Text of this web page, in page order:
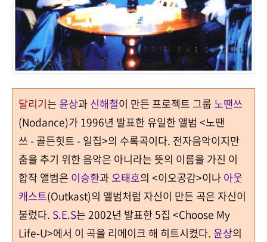
달리기는 윤상과신해철이 만든 프로젝트 그룹 노땐쓰
(Nodance)가1996년 발표한 유일한 앨범 <노땐
쓰-골든힛트-일집>의 수록곡이다. 전자음악이지만
춤을 추기 위한 음악은 아니라는 뜻의 이름을 가진 이
합작 앨범은 이승환과오태호의 <이오공감>이나아웃
캐스트(Outkast)의 앨범처럼 자신이 만든 곡은 자신이
불렀다. S.E.S는2002년 발표한5집 <Choose My
Life-U>에서 이 곡을 리메이크 해 히트시켰다. 윤상의